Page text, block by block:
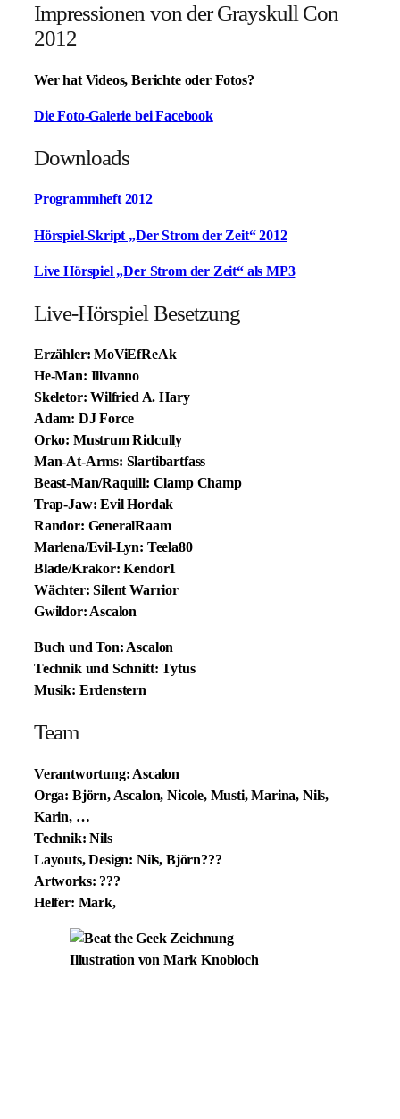
Impressionen von der Grayskull Con
2012
Wer hat Videos, Berichte oder Fotos?
Die Foto-Galerie bei Facebook
Downloads
Programmheft 2012
Hörspiel-Skript „Der Strom der Zeit“ 2012
Live Hörspiel „Der Strom der Zeit“ als MP3
Live-Hörspiel Besetzung
Erzähler: MoViEfReAk
He-Man: Illvanno
Skeletor: Wilfried A. Hary
Adam: DJ Force
Orko: Mustrum Ridcully
Man-At-Arms: Slartibartfass
Beast-Man/Raquill: Clamp Champ
Trap-Jaw: Evil Hordak
Randor: GeneralRaam
Marlena/Evil-Lyn: Teela80
Blade/Krakor: Kendor1
Wächter: Silent Warrior
Gwildor: Ascalon
Buch und Ton: Ascalon
Technik und Schnitt: Tytus
Musik: Erdenstern
Team
Verantwortung: Ascalon
Orga: Björn, Ascalon, Nicole, Musti, Marina, Nils,
Karin, …
Technik: Nils
Layouts, Design: Nils, Björn???
Artworks: ???
Helfer: Mark,
Illustration von Mark Knobloch